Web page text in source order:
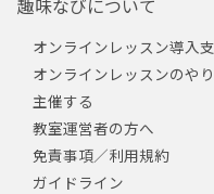
趣味なびについて
オンラインレッスン導入
オンラインレッスンのや
主催する
教室運営者の方へ
免責事項／利用規約
ガイドライン